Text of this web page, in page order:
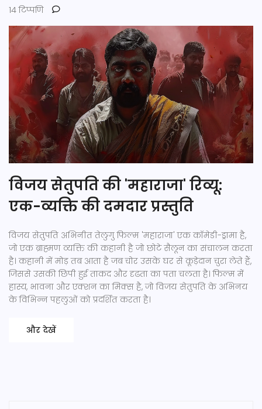
14 टिप्पणि
विजय सेतुपति की 'महाराजा' रिव्यू:
एक-व्यक्ति की दमदार प्रस्तुति
विजय सेतुपति अभिनीत तेलुगु फिल्म 'महाराजा' एक कॉमेडी-ड्रामा है,
जो एक ब्राह्मण व्यक्ति की कहानी है जो छोटे सैलून का संचालन करता
है। कहानी में मोड़ तब आता है जब चोर उसके घर से कूड़ेदान चुरा लेते हैं,
जिससे उसकी छिपी हुई ताकद और दृढता का पता चलता है। फिल्म में
हास्य, भावना और एक्शन का मिक्स है, जो विजय सेतुपति के अभिनय
के विभिन्न पहलुओं को प्रदर्शित करता है।
और देखें